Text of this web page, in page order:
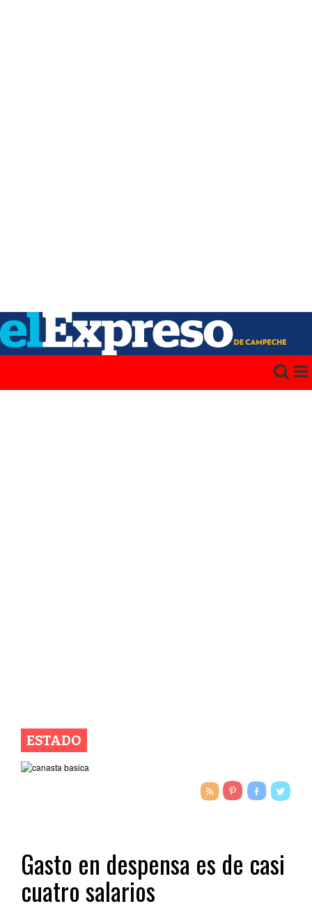
ESTADO
Gasto en despensa es de casi
cuatro salarios